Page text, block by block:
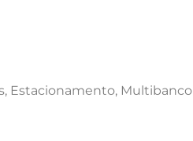
Estacionamento, Multibanco